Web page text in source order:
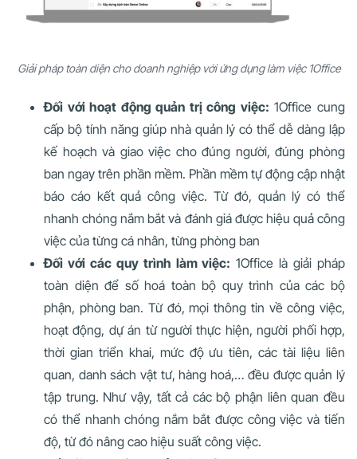
Giải pháp toàn diện cho doanh nghiệp với ứng dụng làm việc 1Office
Đối với hoạt động quản trị công việc: 1Office cung
cấp bộ tính năng giúp nhà quản lý có thể dễ dàng lập
kế hoạch và giao việc cho đúng người, đúng phòng
ban ngay trên phần mềm. Phần mềm tự động cập nhật
báo cáo kết quả công việc. Từ đó, quản lý có thể
nhanh chóng nắm bắt và đánh giá được hiệu quả công
việc của từng cá nhân, từng phòng ban
Đối với các quy trình làm việc: 1Office là giải pháp
toàn diện để số hoá toàn bộ quy trình của các bộ
phận, phòng ban. Từ đó, mọi thông tin về công việc,
hoạt động, dự án từ người thực hiện, người phối hợp,
thời gian triển khai, mức độ ưu tiên, các tài liệu liên
quan, danh sách vật tư, hàng hoá,… đều được quản lý
tập trung. Như vậy, tất cả các bộ phận liên quan đều
có thể nhanh chóng nắm bắt được công việc và tiến
độ, từ đó nâng cao hiệu suất công việc.